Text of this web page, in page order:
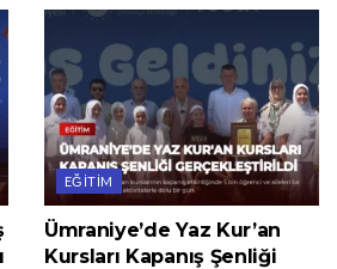
EĞITIM
Ümraniye’de Yaz Kur’an
Kursları Kapanış Şenliği